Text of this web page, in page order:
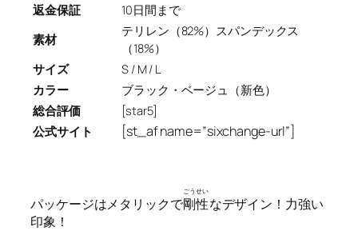
返金保証
10日間まで
素材
テリレン（82%）スパンデックス
（18%）
サイズ
S / M / L
カラー
ブラック・ベージュ（新色）
総合評価
[star5]
公式サイト
[st_af name=”sixchange-url”]
パッケージはメタリックで剛性
ごうせい
なデザイン！力強い
印象！